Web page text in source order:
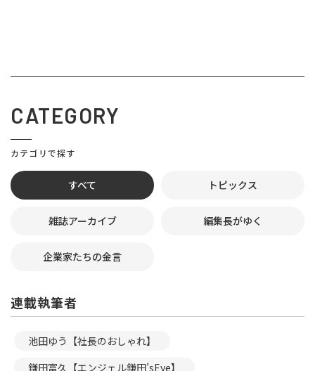
CATEGORY
カテゴリで探す
すべて トピックス
雑誌アーカイブ 編集長がゆく
企業家たちの金言
連載執筆者
池田ゆう【社長のおしゃれ】
鎌田富久【エンジェル鎌田’sEye】